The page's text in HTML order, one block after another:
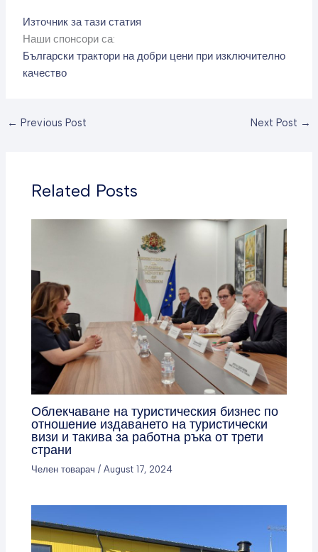
Източник за тази статия
Наши спонсори са:
Български трактори на добри цени при изключително
качество
← Previous Post Next Post →
Related Posts
Облекчаване на туристическия бизнес по
отношение издаването на туристически
визи и такива за работна ръка от трети
страни
Челен товарач /August 17, 2024